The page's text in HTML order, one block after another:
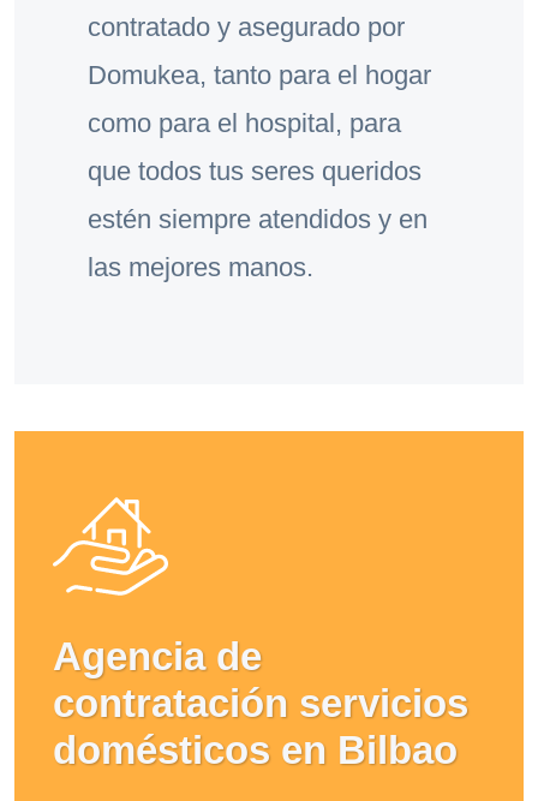
contratado y asegurado por
Domukea, tanto para el hogar
como para el hospital, para
que todos tus seres queridos
estén siempre atendidos y en
las mejores manos.
Agencia de
contratación servicios
domésticos en Bilbao